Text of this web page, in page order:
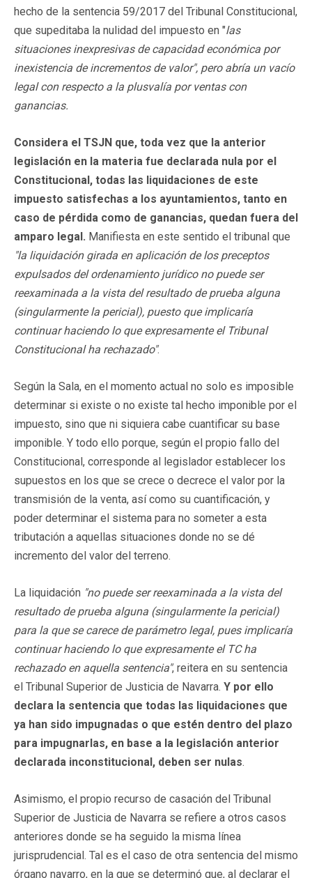
hecho de la sentencia 59/2017 del Tribunal Constitucional,
que supeditaba la nulidad del impuesto en "las
situaciones inexpresivas de capacidad económica por
inexistencia de incrementos de valor", pero abría un vacío
legal con respecto a la plusvalía por ventas con
ganancias.
Considera el TSJN que, toda vez que la anterior
legislación en la materia fue declarada nula por el
Constitucional, todas las liquidaciones de este
impuesto satisfechas a los ayuntamientos, tanto en
caso de pérdida como de ganancias, quedan fuera del
amparo legal. Manifiesta en este sentido el tribunal que
"la liquidación girada en aplicación de los preceptos
expulsados del ordenamiento jurídico no puede ser
reexaminada a la vista del resultado de prueba alguna
(singularmente la pericial), puesto que implicaría
continuar haciendo lo que expresamente el Tribunal
Constitucional ha rechazado".
Según la Sala, en el momento actual no solo es imposible
determinar si existe o no existe tal hecho imponible por el
impuesto, sino que ni siquiera cabe cuantificar su base
imponible. Y todo ello porque, según el propio fallo del
Constitucional, corresponde al legislador establecer los
supuestos en los que se crece o decrece el valor por la
transmisión de la venta, así como su cuantificación, y
poder determinar el sistema para no someter a esta
tributación a aquellas situaciones donde no se dé
incremento del valor del terreno.
La liquidación "no puede ser reexaminada a la vista del
resultado de prueba alguna (singularmente la pericial)
para la que se carece de parámetro legal, pues implicaría
continuar haciendo lo que expresamente el TC ha
rechazado en aquella sentencia", reitera en su sentencia
el Tribunal Superior de Justicia de Navarra. Y por ello
declara la sentencia que todas las liquidaciones que
ya han sido impugnadas o que estén dentro del plazo
para impugnarlas, en base a la legislación anterior
declarada inconstitucional, deben ser nulas.
Asimismo, el propio recurso de casación del Tribunal
Superior de Justicia de Navarra se refiere a otros casos
anteriores donde se ha seguido la misma línea
jurisprudencial. Tal es el caso de otra sentencia del mismo
órgano navarro, en la que se determinó que, al declarar el